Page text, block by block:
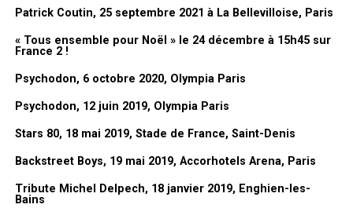
Patrick Coutin, 25 septembre 2021 à La Bellevilloise, Paris
« Tous ensemble pour Noël » le 24 décembre à 15h45 sur
France 2 !
Psychodon, 6 octobre 2020, Olympia Paris
Psychodon, 12 juin 2019, Olympia Paris
Stars 80, 18 mai 2019, Stade de France, Saint-Denis
Backstreet Boys, 19 mai 2019, Accorhotels Arena, Paris
Tribute Michel Delpech, 18 janvier 2019, Enghien-les-
Bains